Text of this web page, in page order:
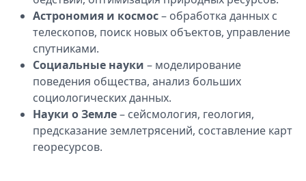
Астрономия и космос– обработка данных с
телескопов, поиск новых объектов, управление
спутниками.
Социальные науки – моделирование
поведения общества, анализ больших
социологических данных.
Науки о Земле– сейсмология, геология,
предсказание землетрясений, составление карт
георесурсов.